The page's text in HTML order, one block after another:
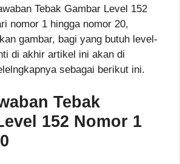
Tebak Gambar Level 152
nomor 1 hingga nomor 20,
gambar, bagi yang butuh level-
di akhir artikel ini akan di
sebagai berikut ini.
Tebak
152 Nomor 1